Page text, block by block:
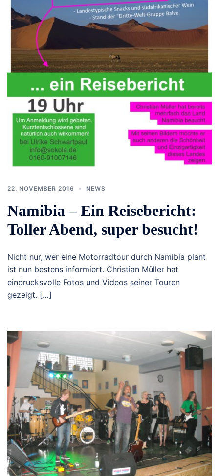
22. NOVEMBER 2016 NEWS
Namibia – Ein Reisebericht:
Toller Abend, super besucht!
Nicht nur, wer eine Motorradtour durch Namibia plant
ist nun bestens informiert. Christian Müller hat
eindrucksvolle Fotos und Videos seiner Touren
gezeigt. […]